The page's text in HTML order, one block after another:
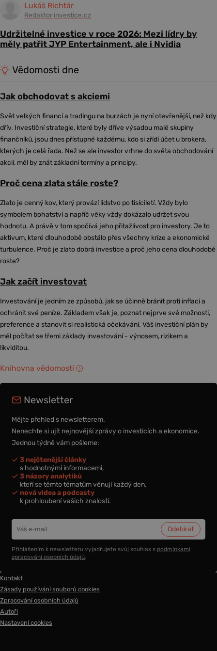
Lukáš Richtár
Redaktor investice.cz
Udržitelné investice v roce 2026: Mezi lídry by
měly patřit JYP Entertainment, ale i Nvidia
Vědomosti dne
Jak obchodovat s akciemi
Svět velkých financí a tradingu na burzách je nyní otevřenější, než kdy
dřív. Investiční strategie, které byly dříve výsadou malé skupiny
finančníků, jsou dnes přístupné každému, kdo si zřídí účet u brokera,
kterých je celá řada. Než se ale investor vrhne do světa obchodování
akcií, měl by znát základní termíny a principy.
Proč cena zlata stále roste?
Zlato je cenný kov, který provází lidstvo po tisíciletí. Vždy bylo
symbolem bohatství a napříč věky vždy dokázalo udržet svou
hodnotu. A právě v tom spočívá jeho přitažlivost pro investory. Je to
aktivum, které dlouhodobě obstálo přes všechny krize a ekonomické
turbulence. Proč je zlato dobrá investice a proč jeho cena dlouhodobě
roste?
Jak začít investovat
Investování je jedním ze způsobů, jak se účinně bránit proti inflaci a
ochránit své peníze. Základem však je, poznat nejprve své možnosti,
preference a stanovit si realistická očekávání. Váš investiční plán by
měl počítat se třemi základy investování - výnosem, rizikem a
likviditou.
Knihovna vědomostí
Newsletter
Mějte přehled s newsletterem.
Nenechte si ujít nejnovější zprávy o investicích a ekonomice.
Jednou týdně vám pošleme:
3 nejčtenější články
s hodnotnými informacemi,
3 názory analytiků
kteří se těmto tématům věnují každý den,
nová videa a podcasty
k prohloubení vašich znalostí.
Přihlášením k newsletteru vyjadřujete svůj souhlas s podmínkami
zpracování osobních údajů.
Kontakt
Zásady používání souborů cookies
Zpracování osobních údajů
Autoři
Nastavení cookies